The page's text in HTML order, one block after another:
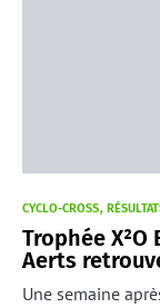
CYCLO-CROSS
Trophée
Aerts
Une semaine